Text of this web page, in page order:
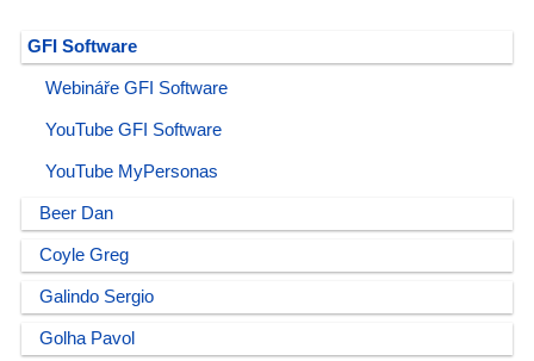
GFI Software
Webináře GFI Software
YouTube GFI Software
YouTube MyPersonas
Beer Dan
Coyle Greg
Galindo Sergio
Golha Pavol